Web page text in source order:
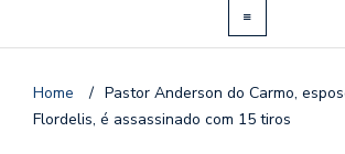
Home / Pastor Anderson do Carmo,
Flordelis, é assassinado com 15 tiros